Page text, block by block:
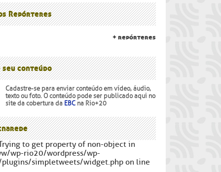
Povos
Repórteres
+ repórteres
seu conteúdo
Cadastre-se para enviar conteúdo em vídeo, áudio,
texto ou foto. O conteúdo pode ser publicado aqui no
site da cobertura da EBC na Rio+20
to get property of non-object in
wp-rio20/wordpress/wp-
simpletweets/widget.php on line